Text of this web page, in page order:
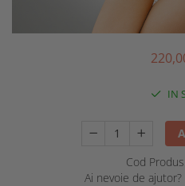
IN
Cod Produs:
Ai nevoie de ajutor?